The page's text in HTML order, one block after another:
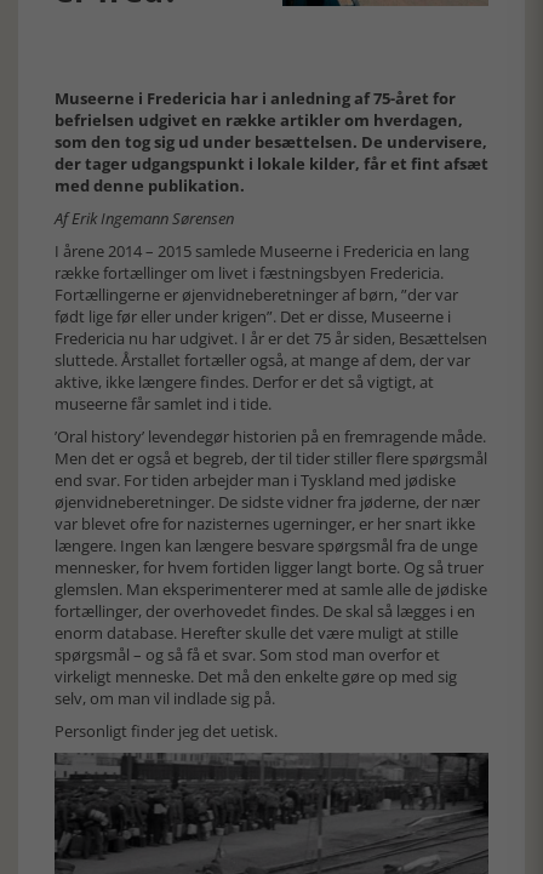
Museerne i Fredericia har i anledning af 75-året for
befrielsen udgivet en række artikler om hverdagen,
som den tog sig ud under besættelsen. De undervisere,
der tager udgangspunkt i lokale kilder, får et fint afsæt
med denne publikation.
Af Erik Ingemann Sørensen
I årene 2014 – 2015 samlede Museerne i Fredericia en lang
række fortællinger om livet i fæstningsbyen Fredericia.
Fortællingerne er øjenvidneberetninger af børn, ”der var
født lige før eller under krigen”. Det er disse, Museerne i
Fredericia nu har udgivet. I år er det 75 år siden, Besættelsen
sluttede. Årstallet fortæller også, at mange af dem, der var
aktive, ikke længere findes. Derfor er det så vigtigt, at
museerne får samlet ind i tide.
’Oral history’ levendegør historien på en fremragende måde.
Men det er også et begreb, der til tider stiller flere spørgsmål
end svar. For tiden arbejder man i Tyskland med jødiske
øjenvidneberetninger. De sidste vidner fra jøderne, der nær
var blevet ofre for nazisternes ugerninger, er her snart ikke
længere. Ingen kan længere besvare spørgsmål fra de unge
mennesker, for hvem fortiden ligger langt borte. Og så truer
glemslen. Man eksperimenterer med at samle alle de jødiske
fortællinger, der overhovedet findes. De skal så lægges i en
enorm database. Herefter skulle det være muligt at stille
spørgsmål – og så få et svar. Som stod man overfor et
virkeligt menneske. Det må den enkelte gøre op med sig
selv, om man vil indlade sig på.
Personligt finder jeg det uetisk.